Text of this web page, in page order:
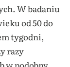
W badaniu
od 50 do
tygodni,
razy